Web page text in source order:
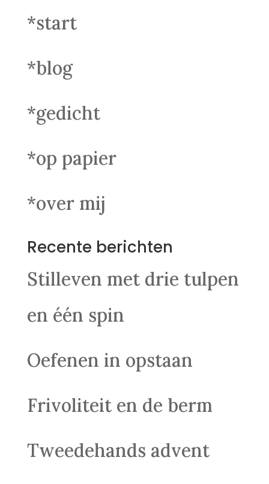
*start
*blog
*gedicht
*op papier
*over mij
Recente berichten
Stilleven met drie tulpen
en één spin
Oefenen in opstaan
Frivoliteit en de berm
Tweedehands advent